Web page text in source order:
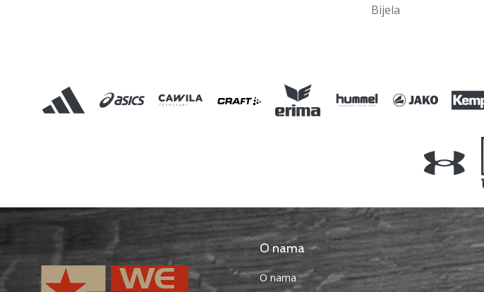
Bijela
O nama
O nama